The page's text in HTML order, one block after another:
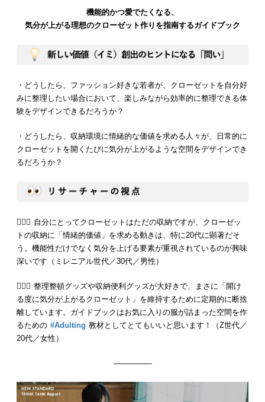
機能的かつ愛でたくなる、
気分が上がる理想のクローゼット作りを指南するガイドブック
・どうしたら、ファッション好きな若者が、クローゼットを自分好
みに整理したい場合において、楽しみながら効率的に整理できる体
験をデザインできるだろうか？
・どうしたら、収納環境に情緒的な価値を求める人々が、日常的に
クローゼットを開くたびに気分が上がるような空間をデザインでき
るだろうか？
💁🏻‍♂️ 自分にとってクローゼットはただの収納ですが、クローゼッ
トの収納に「情緒的価値」を求める動きは、特に20代に顕著だそ
う。機能性だけでなく気分を上げる要素が重視されているのが興味
深いです（ミレニアル世代／30代／男性）
💁🏻‍♀️ 整理整頓グッズや収納便利グッズが大好きで、まさに「開け
る度に気分が上がるクローゼット」を維持するために定期的に断捨
離しています。ガイドブックはお気に入りの服が詰まった空間を作
るための #Adulting 教材としてとてもいいと思います！（Z世代／
20代／女性）
—————